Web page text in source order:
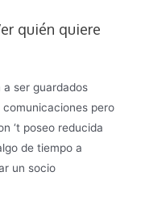
quién quiere
ser guardados
comunicaciones pero
‘t poseo reducida
de tiempo a
un socio